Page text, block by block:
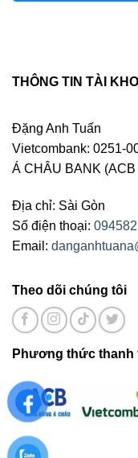
THÔNG TIN TÀI
Đặng Anh Tuấn
Vietcombank: 0251-
Á CHÂU BANK
Địa chỉ: Sài Gòn
Số điện thoại:
Email:
Theo dõi chúng tôi
Phương thức thanh